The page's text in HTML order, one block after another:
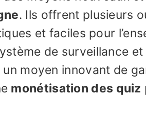
. Ils offrent plusieurs
et faciles pour
de surveillance
moyen innovant de
monétisation des quiz